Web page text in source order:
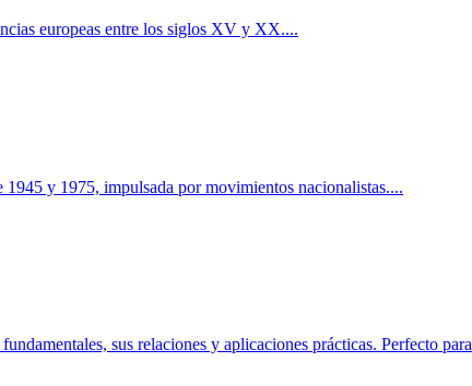
europeas entre los siglos XV y XX....
y 1975, impulsada por movimientos nacionalistas....
sus relaciones y aplicaciones prácticas. Perfecto para